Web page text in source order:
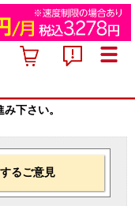
下さい。
るご意見